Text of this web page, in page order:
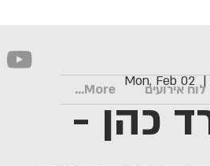
לוח אירועים More... Mon, Feb 02
כהן -